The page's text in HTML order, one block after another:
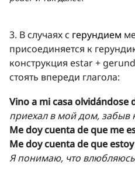
3. В случаях с герундием
присоединяется к
конструкция estar +
стоять впереди глагола:
Vino a mi casa olvidándose
приехал в мой дом, забыв
Me doy cuenta de que me
Me doy cuenta de que
Я понимаю, что